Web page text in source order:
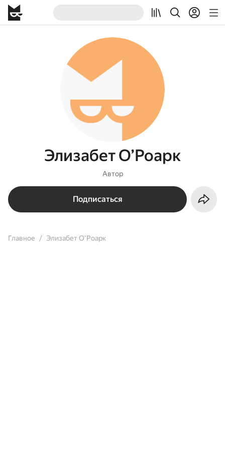
Элизабет О’Роарк
Автор
Подписаться
Главное Элизабет О’Роарк